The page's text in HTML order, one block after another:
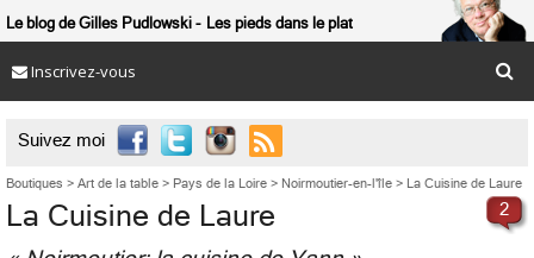
Le blog de Gilles Pudlowski Les pieds dans le plat
Inscrivez-vous
Suivez moi 
Boutiques > Art de la table > Pays de la Loire > Noirmoutier-en-l'île > La Cuisine de Laure
2
La Cuisine de Laure